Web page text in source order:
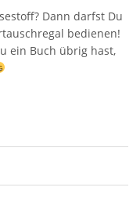
Dann darfst Du
bedienen!
ein Buch übrig hast,